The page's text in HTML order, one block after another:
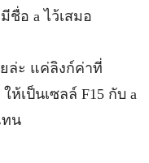
ชื่อ a ไว้เสมอ
ล่ะ แค่ลิงก์ค่าที่
ห้เป็นเซลล์ F15 กับ a
ทน